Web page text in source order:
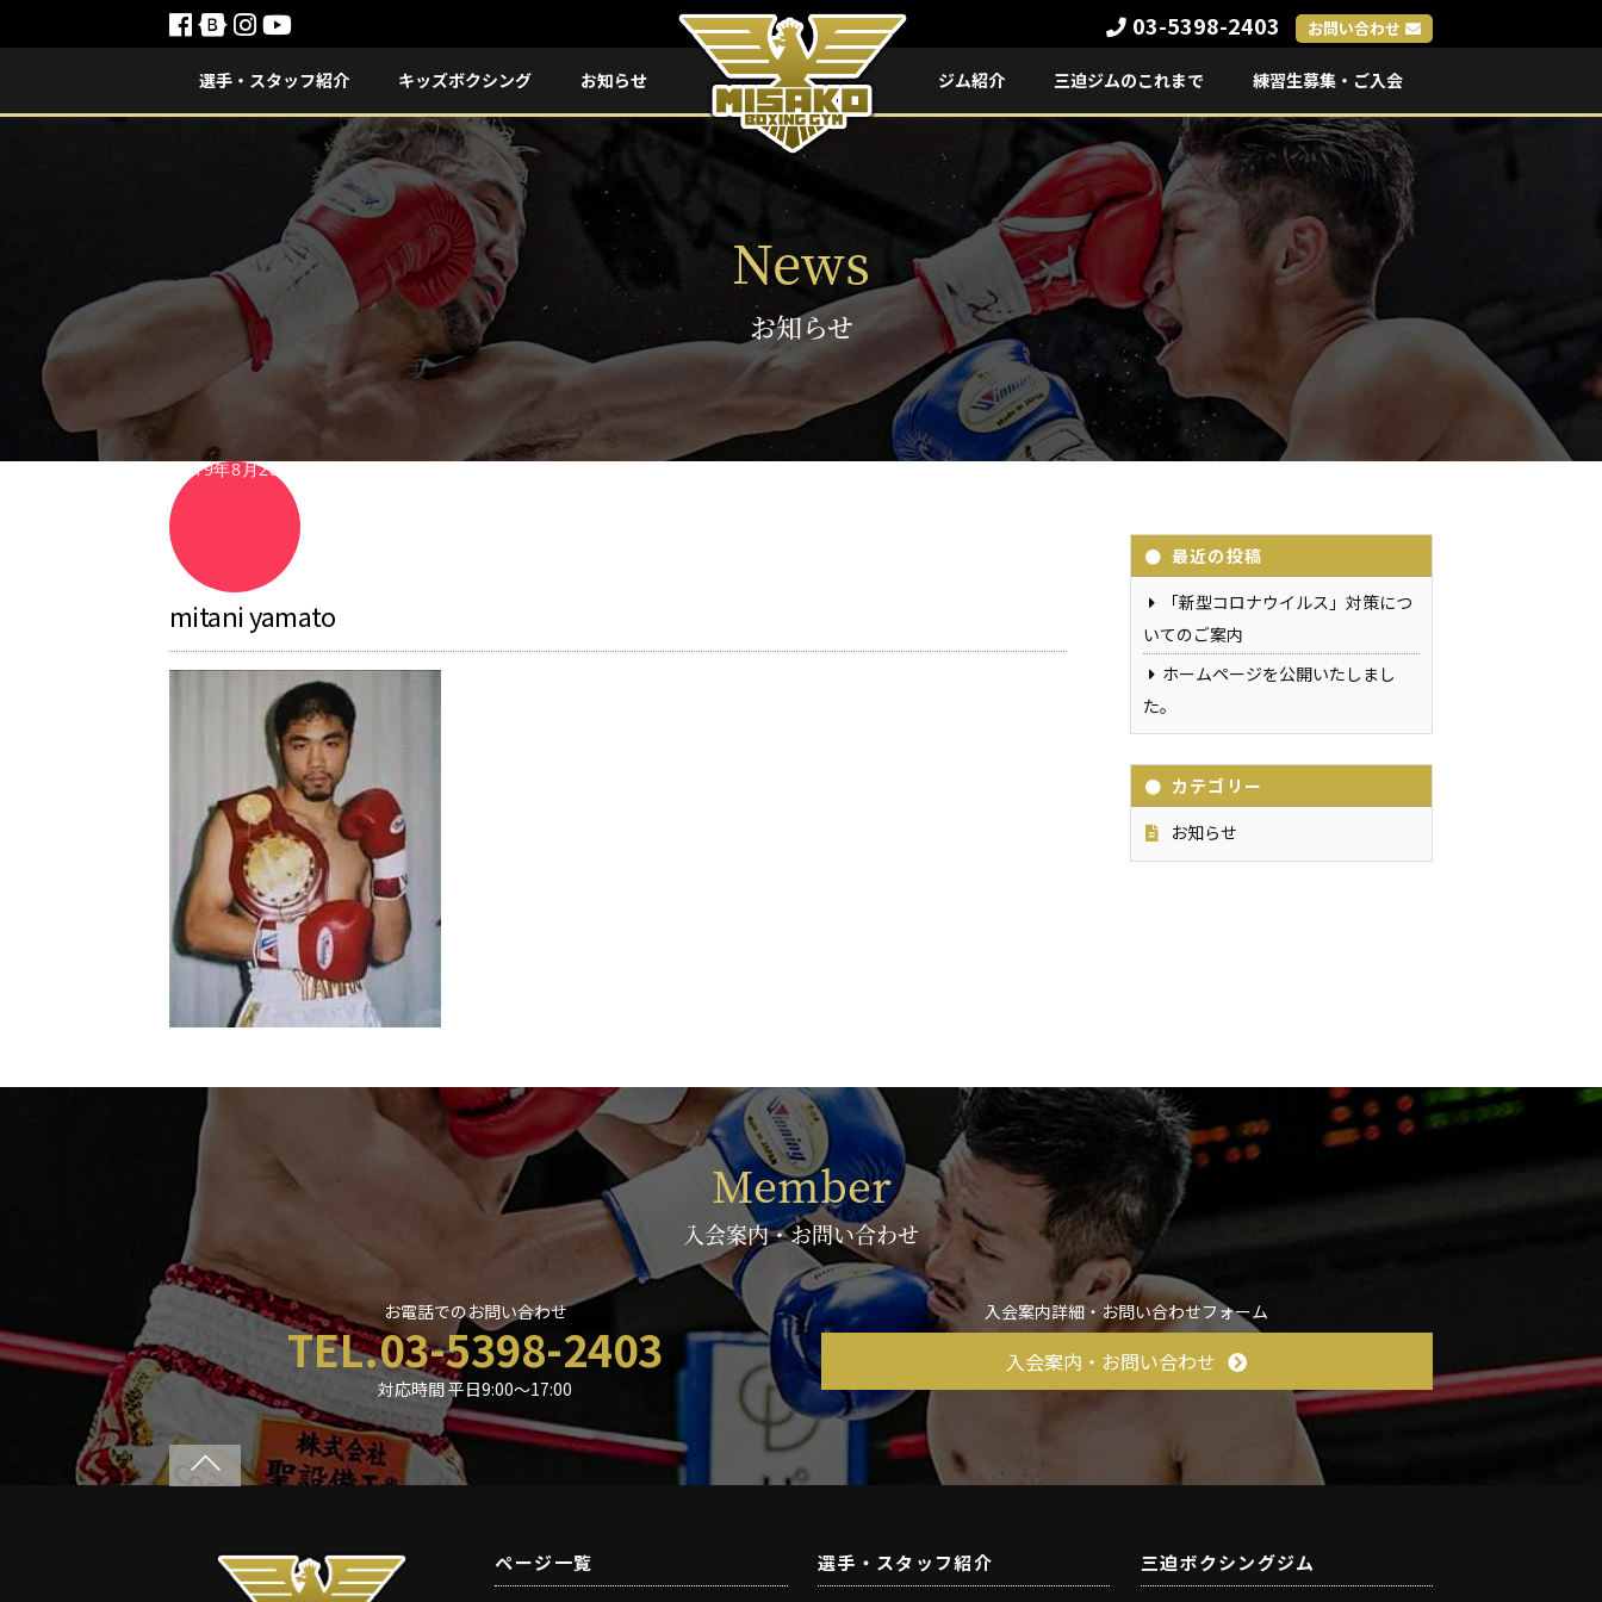
03-5398-2403 お問い合わせ
選手・スタッフ紹介 キッズボクシング お知らせ ジム紹介 三迫ジムのこれまで 練習生募集・ご入会
News
お知らせ
2019年8月28日
mitani yamato
最近の投稿
「新型コロナウイルス」対策につ
いてのご案内
ホームページを公開いたしまし
た。
カテゴリー
お知らせ
Member
入会案内・お問い合わせ
お電話でのお問い合わせ
TEL.03-5398-2403
対応時間 平日9:00〜17:00
入会案内詳細・お問い合わせフォーム
入会案内・お問い合わせ
ページ一覧 選手・スタッフ紹介 三迫ボクシングジム